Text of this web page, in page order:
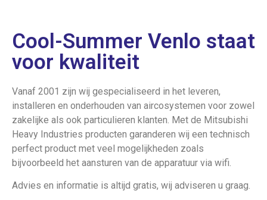
Cool-Summer Venlo staat
voor kwaliteit
Vanaf 2001 zijn wij gespecialiseerd in het leveren,
installeren en onderhouden van aircosystemen voor zowel
zakelijke als ook particulieren klanten. Met de Mitsubishi
Heavy Industries producten garanderen wij een technisch
perfect product met veel mogelijkheden zoals
bijvoorbeeld het aansturen van de apparatuur via wifi.
Advies en informatie is altijd gratis, wij adviseren u graag.